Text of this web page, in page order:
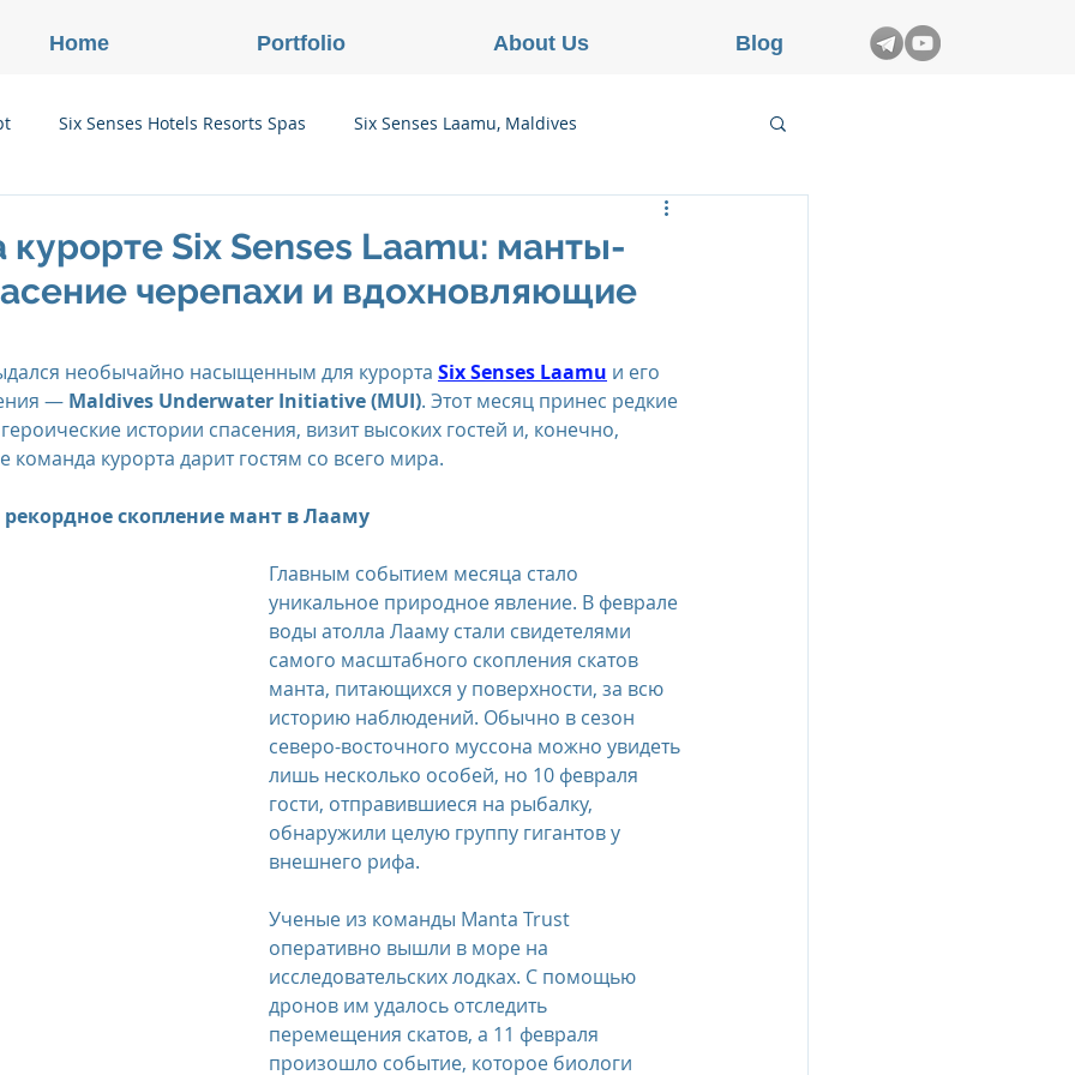
Six Senses Hotels Resorts Spas Six Senses Laamu, Maldives
Six Senses Douro Valley, Portugal Six Senses Courchevel, France
Zil Pasyon, Seychelles Six Senses Vana, Индия
Oberoi Hotels & Resorts
The Oberoi Bali, Indonesia The Oberoi Lombok, Indonesia
The Oberoi Sahl Hasheesh, Egypt The Oberoi Zahra, Egypt
Eclat Beijing
Six Senses Laamu: манты-
черепахи и вдохновляющие
необычайно насыщенным для курорта Six Senses Laamu и его
— Maldives Underwater Initiative (MUI). Этот месяц принес редкие
истории спасения, визит высоких гостей и, конечно,
команда курорта дарит гостям со всего мира.
скопление мант в Лааму
Главным событием месяца стало
уникальное природное явление. В феврале
воды атолла Лааму стали свидетелями
самого масштабного скопления скатов
манта, питающихся у поверхности, за всю
историю наблюдений. Обычно в сезон
северо-восточного муссона можно увидеть
лишь несколько особей, но 10 февраля
гости, отправившиеся на рыбалку,
обнаружили целую группу гигантов у
внешнего рифа.
Ученые из команды Manta Trust
оперативно вышли в море на
исследовательских лодках. С помощью
дронов им удалось отследить
перемещения скатов, а 11 февраля
произошло событие, которое биологи
Home Portfolio About Us Blog